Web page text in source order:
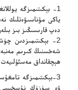
1- بېكىتىمىزگە
ياكى مۇناسىۋەتلىك
دەپ قارىسىڭىز بىز
2- بېكىتىمىزدىن
شەخسنىڭ كىرىم
ھېچقانداق مەسئۇلىيەت
3-بېكىتىمىزگە
ۋە سۈزۈك نۇسخىسى